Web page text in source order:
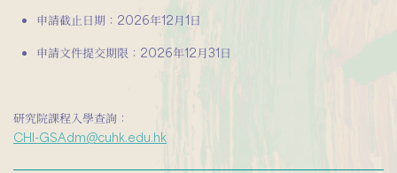
申請截止日期：2026年12月1日
申請文件提交期限：2026年12月31日
研究院課程入學查詢：
CHI-GSAdm@cuhk.edu.hk